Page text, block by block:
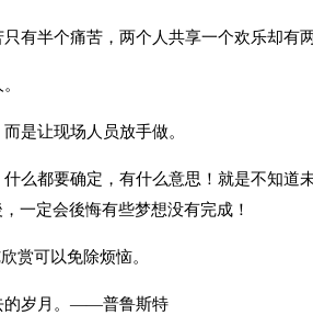
有半个痛苦，两个人共享一个欢乐却有两
是让现场人员放手做。
么都要确定，有什么意思！就是不知道
一定会後悔有些梦想没有完成！
赏可以免除烦恼。
的岁月。——普鲁斯特